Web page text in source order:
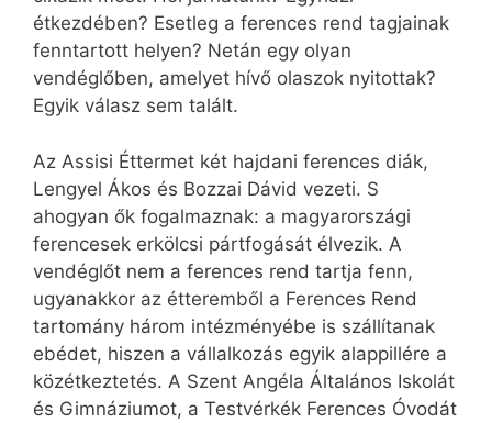
étkezdében? Esetleg a ferences rend tagjainak
fenntartott helyen? Netán egy olyan
vendéglőben, amelyet hívő olaszok nyitottak?
Egyik válasz sem talált.
Az Assisi Éttermet két hajdani ferences diák,
Lengyel Ákos és Bozzai Dávid vezeti. S
ahogyan ők fogalmaznak: a magyarországi
ferencesek erkölcsi pártfogását élvezik. A
vendéglőt nem a ferences rend tartja fenn,
ugyanakkor az étteremből a Ferences Rend
tartomány három intézményébe is szállítanak
ebédet, hiszen a vállalkozás egyik alappillére a
közétkeztetés. A Szent Angéla Általános Iskolát
és Gimnáziumot, a Testvérkék Ferences Óvodát